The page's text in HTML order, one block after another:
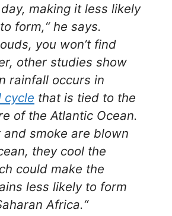
making it less likely
form,“ he says.
you won’t find
other studies show
rainfall occurs in
cycle that is tied to the
of the Atlantic Ocean.
and smoke are blown
they cool the
could make the
less likely to form
Africa.“